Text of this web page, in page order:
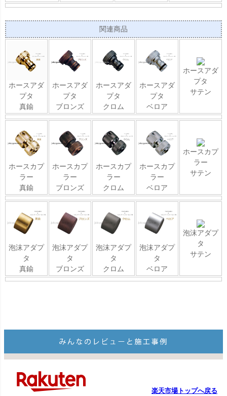
関連商品
ホースアダ
プタ
真鍮
ホースアダ
プタ
ブロンズ
ホースアダ
プタ
クロム
ホースアダ
プタ
ベロア
ホースアダ
プタ
サテン
ホースカプ
ラー
真鍮
ホースカプ
ラー
ブロンズ
ホースカプ
ラー
クロム
ホースカプ
ラー
ベロア
ホースカプ
ラー
サテン
泡沫アダプ
タ
真鍮
泡沫アダプ
タ
ブロンズ
泡沫アダプ
タ
クロム
泡沫アダプ
タ
ベロア
泡沫アダプ
タ
サテン